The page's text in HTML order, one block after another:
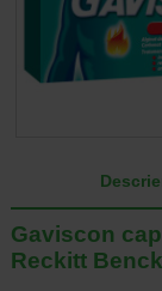
Gaviscon
Reckitt